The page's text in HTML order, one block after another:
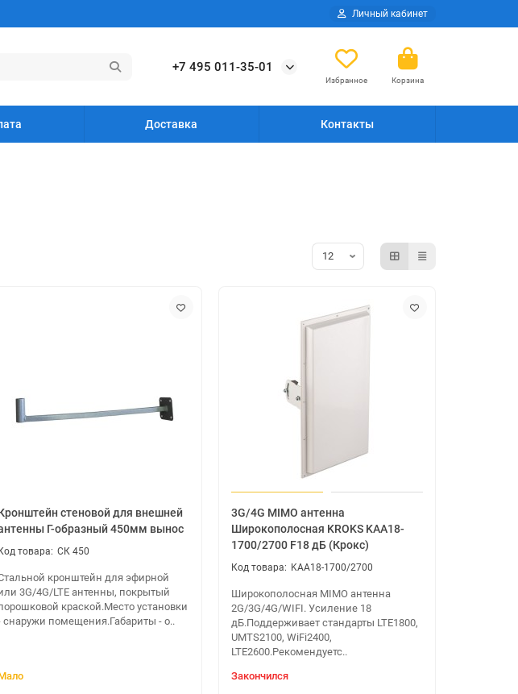
Личный кабинет
+7 495 011-35-01
Избранное Корзина
Доставка Контакты
стеновой для внешней
Г-образный 450мм вынос
СК 450
кронштейн для эфирной
3G/4G/LTE антенны, покрытый
краской.Место установки
снаружи помещения.Габариты - о..
3G/4G MIMO антенна
Широкополосная KROKS KAA18-
1700/2700 F18 дБ (Крокс)
KAA18-1700/2700
Широкополосная MIMO антенна
2G/3G/4G/WIFI. Усиление 18
дБ.Поддерживает стандарты LTE1800,
UMTS2100, WiFi2400,
LTE2600.Рекомендуетс..
Закончился